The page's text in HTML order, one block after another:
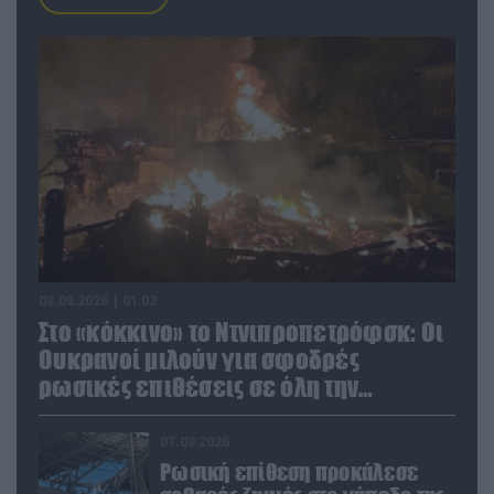
Στο «κόκκινο» το Ντνιπροπετρόφσκ: Οι
Ουκρανοί μιλούν για σφοδρές
ρωσικές επιθέσεις σε όλη την
επικράτεια
Ρωσική επίθεση προκάλεσε